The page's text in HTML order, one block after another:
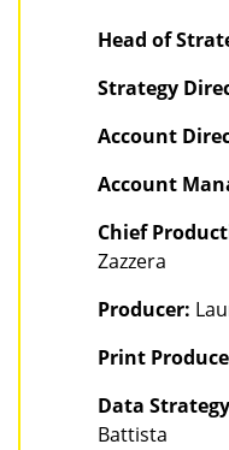
Head of
Strategy
Account
Account
Chief
Zazzera
Producer:
Print
Data
Battista